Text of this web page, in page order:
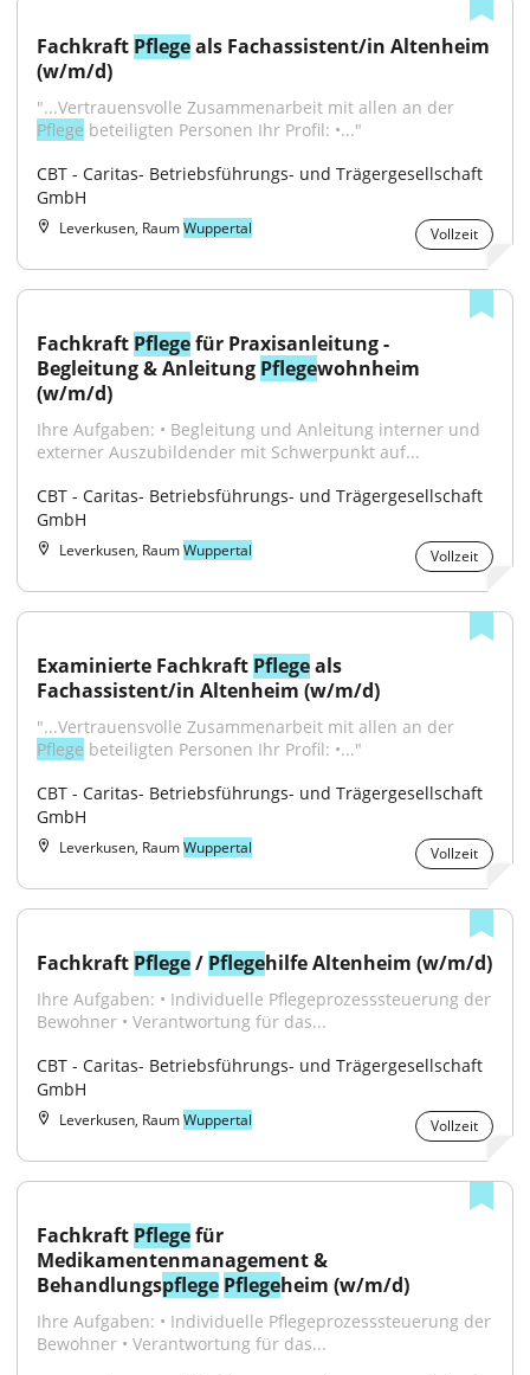
Fachkraft Pflege als Fachassistent/in Altenheim
(w/m/d)
Pflege beteiligten Personen Ihr Profil: •..."
CBT - Caritas- Betriebsführungs- und Trägergesellschaft
GmbH
Leverkusen, RaumWuppertal Vollzeit
Fachkraft Pflege für Praxisanleitung -
Begleitung & Anleitung Pflegewohnheim
(w/m/d)
Ihre Aufgaben: • Begleitung und Anleitung interner und
externer Auszubildender mit Schwerpunkt auf...
CBT - Caritas- Betriebsführungs- und Trägergesellschaft
GmbH
Leverkusen, RaumWuppertal Vollzeit
Examinierte Fachkraft Pflege als
Fachassistent/in Altenheim (w/m/d)
Pflege beteiligten Personen Ihr Profil: •..."
CBT - Caritas- Betriebsführungs- und Trägergesellschaft
GmbH
Leverkusen, RaumWuppertal Vollzeit
Fachkraft Pflege / Pflegehilfe Altenheim (w/m/d)
Ihre Aufgaben: • Individuelle Pflegeprozesssteuerung der
Bewohner • Verantwortung für das...
CBT - Caritas- Betriebsführungs- und Trägergesellschaft
GmbH
Leverkusen, RaumWuppertal Vollzeit
Fachkraft Pflege für
Medikamentenmanagement &
Behandlungspflege Pflegeheim (w/m/d)
Ihre Aufgaben: • Individuelle Pflegeprozesssteuerung der
Bewohner • Verantwortung für das...